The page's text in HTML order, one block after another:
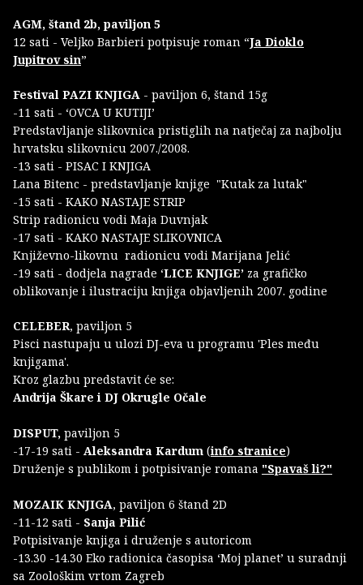
AGM, štand 2b, paviljon 5
12 sati - Veljko Barbieri potpisuje roman “Ja Dioklo
Jupitrov sin”
Festival PAZI KNJIGA - paviljon 6, štand 15g
-11 sati - ‘OVCA U KUTIJI’
Predstavljanje slikovnica pristiglih na natječaj za najbolju
hrvatsku slikovnicu 2007./2008.
-13 sati - PISAC I KNJIGA
Lana Bitenc - predstavljanje knjige "Kutak za lutak"
-15 sati - KAKO NASTAJE STRIP
Strip radionicu vodi Maja Duvnjak
-17 sati - KAKO NASTAJE SLIKOVNICA
Književno-likovnu radionicu vodi Marijana Jelić
-19 sati - dodjela nagrade ‘LICE KNJIGE’ za grafičko
oblikovanje i ilustraciju knjiga objavljenih 2007. godine
CELEBER, paviljon 5
Pisci nastupaju u ulozi DJ-eva u programu 'Ples među
knjigama'.
Kroz glazbu predstavit će se:
Andrija Škare i DJ Okrugle Očale
DISPUT, paviljon 5
-17-19 sati - Aleksandra Kardum (info stranice)
Druženje s publikom i potpisivanje romana "Spavaš li?"
MOZAIK KNJIGA, paviljon 6 štand 2D
-11-12 sati - Sanja Pilić
Potpisivanje knjiga i druženje s autoricom
-13.30 -14.30 Eko radionica časopisa ‘Moj planet’ u suradnji
sa Zoološkim vrtom Zagreb